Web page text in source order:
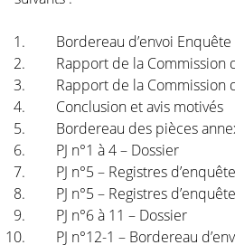
Bordereau d’envoi
Rapport de la Commission
Rapport de la Commission
Conclusion et avis motivés
Bordereau des pièces
PJ n°1 à 4 – Dossier
PJ n°5 – Registres
PJ n°5 – Registres
PJ n°6 à 11 – Dossier
PJ n°12-1 – Bordereau